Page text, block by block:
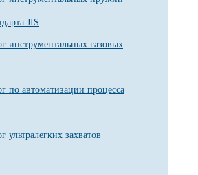
JIS
инструментальных газовых
по автоматизации процесса
ультралегких захватов